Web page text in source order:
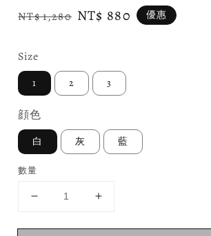
Regular
NT$ 1,280 Sale
NT$ 880 優惠
Size
1 2 3
顔色
白 灰 藍
數量